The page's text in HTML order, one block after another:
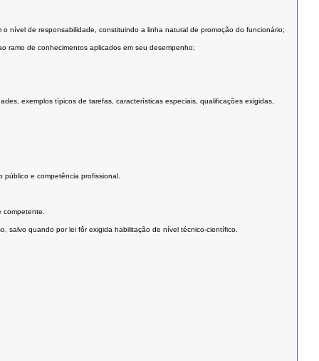
nível de responsabilidade, constituindo a linha natural de promoção do funcionário;
ramo de conhecimentos aplicados em seu desempenho;
exemplos típicos de tarefas, características especiais, qualificações exigidas,
e competência profissional.
salvo quando por lei fôr exigida habilitação de nível técnico-científico.